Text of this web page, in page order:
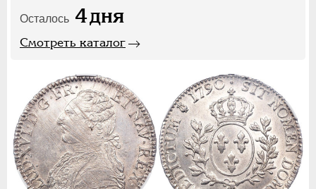
Осталось 4дня
Смотреть каталог